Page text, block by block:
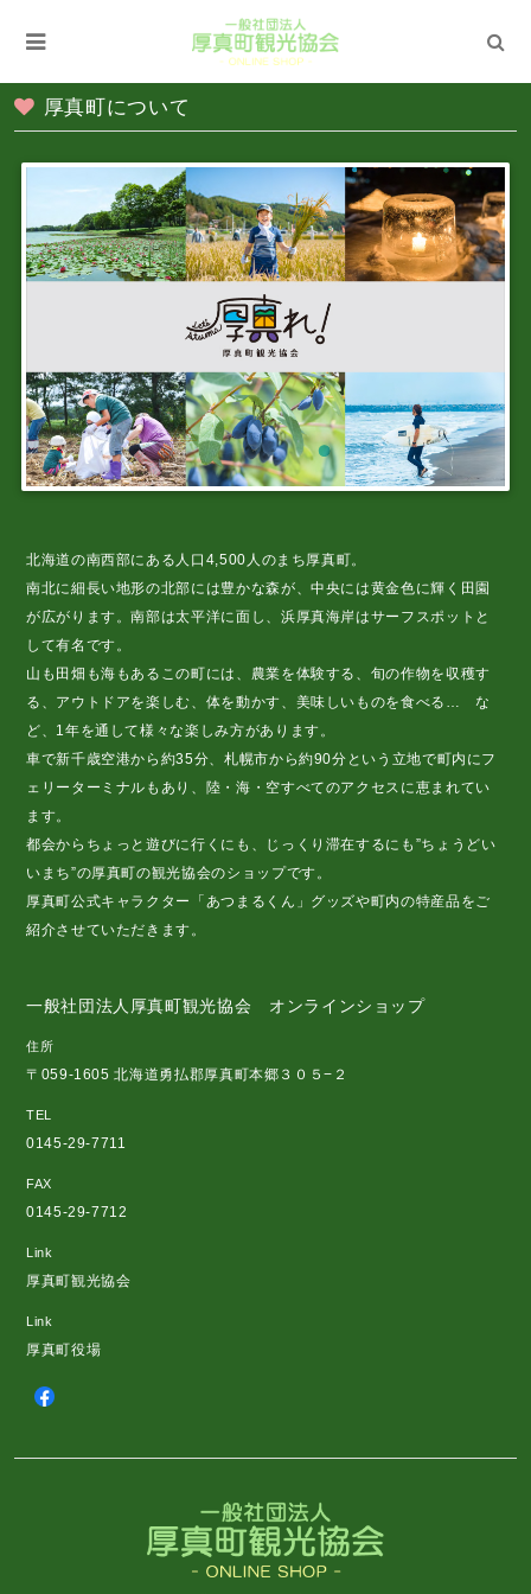
厚真町について
北海道の南西部にある人口4,500人のまち厚真町。
南北に細長い地形の北部には豊かな森が、中央には黄金色に輝く田園
が広がります。南部は太平洋に面し、浜厚真海岸はサーフスポットと
して有名です。
山も田畑も海もあるこの町には、農業を体験する、旬の作物を収穫す
る、アウトドアを楽しむ、体を動かす、美味しいものを食べる… な
ど、1年を通して様々な楽しみ方があります。
車で新千歳空港から約35分、札幌市から約90分という立地で町内にフ
ェリーターミナルもあり、陸・海・空すべてのアクセスに恵まれてい
ます。
都会からちょっと遊びに行くにも、じっくり滞在するにも”ちょうどい
いまち”の厚真町の観光協会のショップです。
厚真町公式キャラクター「あつまるくん」グッズや町内の特産品をご
紹介させていただきます。
一般社団法人厚真町観光協会 オンラインショップ
住所
〒059-1605 北海道勇払郡厚真町本郷３０５−２
TEL
0145-29-7711
FAX
0145-29-7712
Link
厚真町観光協会
Link
厚真町役場